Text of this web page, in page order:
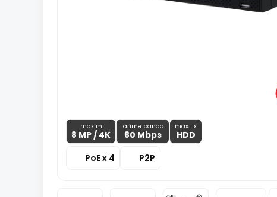
maxim
8 MP / 4K
latime banda
80 Mbps
max 1 x
HDD
PoE x 4
P2P